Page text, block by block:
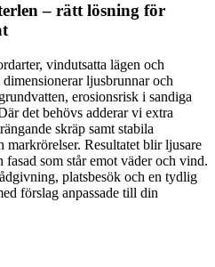
– rätt lösning för
vindutsatta lägen och
ljusbrunnar och
erosionsrisk i sandiga
det behövs adderar vi extra
skräp samt stabila
Resultatet blir ljusare
som står emot väder och vind.
platsbesök och en tydlig
förslag anpassade till din